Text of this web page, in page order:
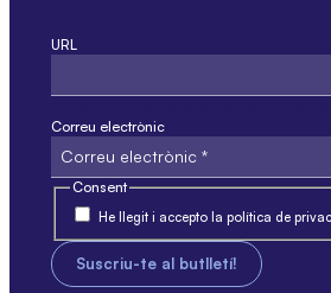
URL
Correu electrònic
Consent
He llegit i accepto la política de